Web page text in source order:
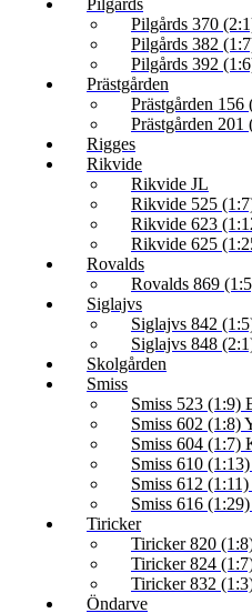
Pilgårds 370
Pilgårds 382
Pilgårds 392
Prästgården
Prästgården 156
Prästgården 201
Rigges
Rikvide
Rikvide JL
Rikvide 525
Rikvide 623
Rikvide 625
Rovalds
Rovalds 869
Siglajvs
Siglajvs 842
Siglajvs 848
Skolgården
Smiss
Smiss 523 (1:9)
Smiss 602 (1:8)
Smiss 604 (1:7)
Smiss 610
Smiss 612
Smiss 616
Tiricker
Tiricker 820
Tiricker 824
Tiricker 832
Öndarve